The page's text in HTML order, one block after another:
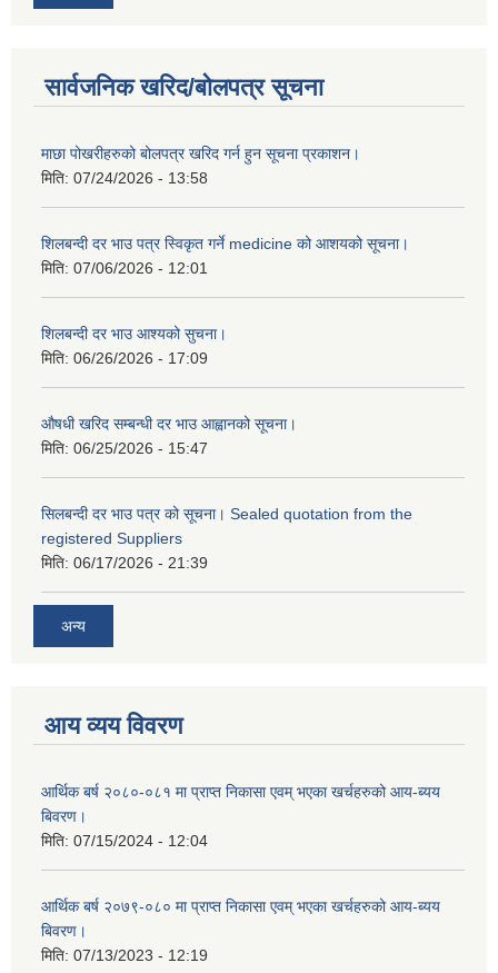
सार्वजनिक खरिद/बोलपत्र सूचना
माछा पोखरीहरुको बोलपत्र खरिद गर्न हुन सूचना प्रकाशन।
मिति: 07/24/2026 - 13:58
शिलबन्दी दर भाउ पत्र स्विकृत गर्ने medicine को आशयको सूचना।
मिति: 07/06/2026 - 12:01
शिलबन्दी दर भाउ आश्यको सुचना।
मिति: 06/26/2026 - 17:09
औषधी खरिद सम्बन्धी दर भाउ आह्वानको सूचना।
मिति: 06/25/2026 - 15:47
सिलबन्दी दर भाउ पत्र को सूचना। Sealed quotation from the
registered Suppliers
मिति: 06/17/2026 - 21:39
अन्य
आय व्यय विवरण
आर्थिक बर्ष २०८०-०८१ मा प्राप्त निकासा एवम् भएका खर्चहरुको आय-ब्यय
बिवरण।
मिति: 07/15/2024 - 12:04
आर्थिक बर्ष २०७९-०८० मा प्राप्त निकासा एवम् भएका खर्चहरुको आय-ब्यय
बिवरण।
मिति: 07/13/2023 - 12:19